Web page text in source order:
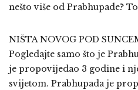
nešto više od Prabhupade?
NIŠTA NOVOG POD
Pogledajte samo što je
je propovijedao 3 godine i
svijetom. Prabhupada je